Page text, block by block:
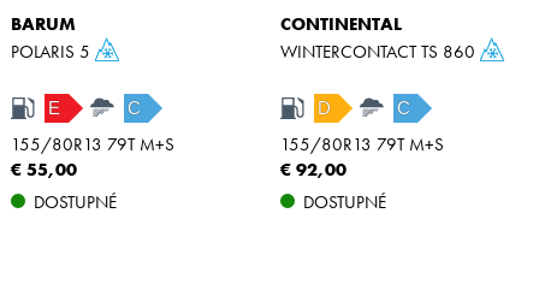
BARUM
POLARIS 5
E C
155/80R13 79T M+S
€ 55,00
DOSTUPNÉ
CONTINENTAL
WINTERCONTACT TS 860
D C
155/80R13 79T M+S
€ 92,00
DOSTUPNÉ